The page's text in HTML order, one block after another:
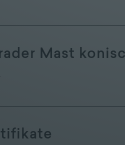
Mast